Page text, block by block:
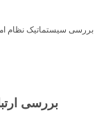
بررسی سیستماتیک نظام
بررسی